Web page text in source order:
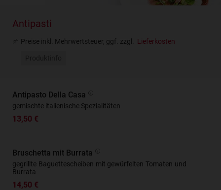
Antipasti
Preise inkl. Mehrwertsteuer, ggf. zzgl. Lieferkosten
Antipasto Della Casa
gemischte italienische Spezialitäten
13,50 €
Bruschetta mit Burrata
gegrillte Baguettescheiben mit gewürfelten Tomaten und
Burrata
14,50 €